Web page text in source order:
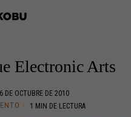
Electronic Arts
DE OCTUBRE DE 2010
1 MIN DE LECTURA